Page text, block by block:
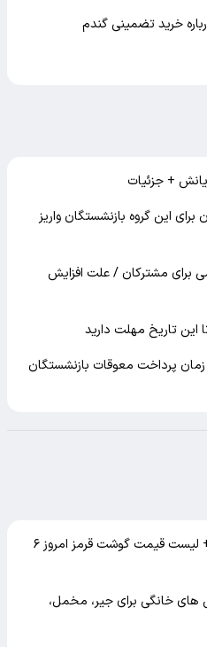
خرید تضمینی گندم
+ جزئیات
۲۵۰ هزار تومان برای این گروه بازنشستگان واریز
مشترکان / علت افزایش
این تاریخ مهلت دارید
پرداخت معوقات بازنشستگان
گوشت خورشتی کیلویی چند ؟! + لیست قیمت گوشت قرمز امروز ۶
های خانگی برای جیر، مخمل،